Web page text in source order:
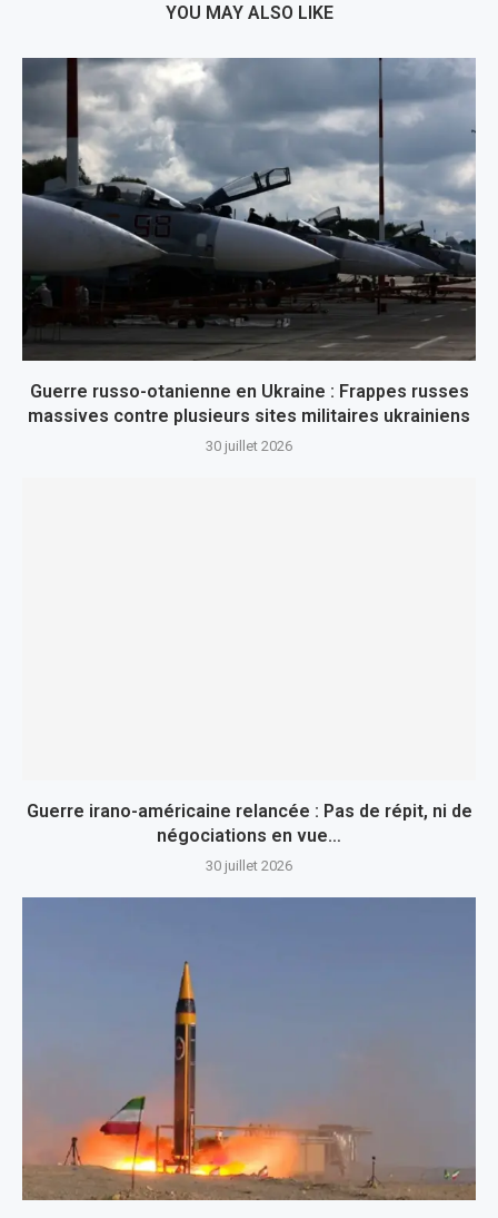
YOU MAY ALSO LIKE
Guerre russo-otanienne en Ukraine : Frappes russes
massives contre plusieurs sites militaires ukrainiens
30 juillet 2026
Guerre irano-américaine relancée : Pas de répit, ni de
négociations en vue…
30 juillet 2026